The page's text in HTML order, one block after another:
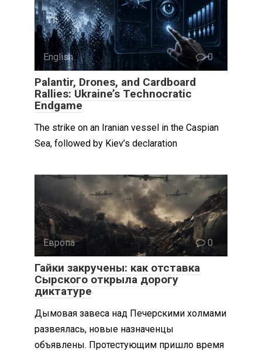
English 0
Palantir, Drones, and Cardboard
Rallies: Ukraine’s Technocratic
Endgame
The strike on an Iranian vessel in the Caspian
Sea, followed by Kiev’s declaration
Европа 0
Гайки закручены: как отставка
Сырского открыла дорогу
диктатуре
Дымовая завеса над Печерскими холмами
развеялась, новые назначенцы
объявлены. Протестующим пришло время